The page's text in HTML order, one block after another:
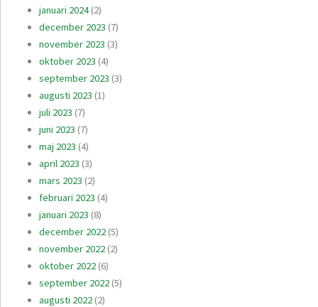
januari 2024(2)
december 2023 (7)
november 2023 (3)
oktober 2023 (4)
september 2023 (3)
augusti 2023 (1)
juli 2023 (7)
juni 2023 (7)
maj 2023 (4)
april 2023 (3)
mars 2023 (2)
februari 2023 (4)
januari 2023 (8)
december 2022(5)
november 2022(2)
oktober 2022(6)
september 2022(5)
augusti 2022(2)